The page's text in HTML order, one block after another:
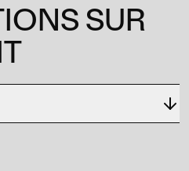
SEAT M BACKREST L
SUR